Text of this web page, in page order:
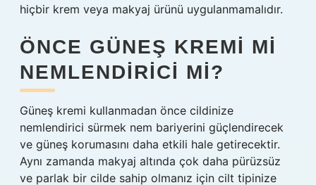
hiçbir krem ​​veya makyaj ürünü uygulanmamalıdır.
ÖNCE GÜNEŞ KREMI MI
NEMLENDIRICI MI?
Güneş kremi kullanmadan önce cildinize
nemlendirici sürmek nem bariyerini güçlendirecek
ve güneş korumasını daha etkili hale getirecektir.
Aynı zamanda makyaj altında çok daha pürüzsüz
ve parlak bir cilde sahip olmanız için cilt tipinize